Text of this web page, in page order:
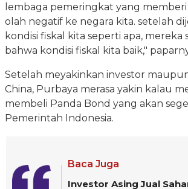
lembaga pemeringkat yang memberi
olah negatif ke negara kita. setelah
kondisi fiskal kita seperti apa, mereka
bahwa kondisi fiskal kita baik,"
Setelah meyakinkan investor
China, Purbaya merasa yakin kalau
membeli Panda Bond yang akan
Pemerintah Indonesia.
Baca Juga
Investor Asing Jual